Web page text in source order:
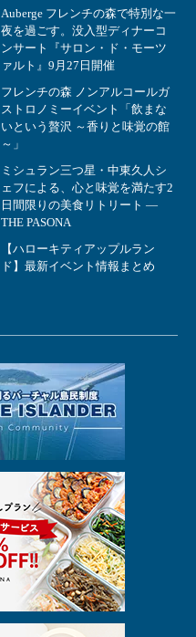
Auberge フレンチの森で特別な一
夜を過ごす。没入型ディナーコ
ンサート『サロン・ド・モーツ
ァルト』9月27日開催
フレンチの森 ノンアルコールガ
ストロノミーイベント「飲まな
いという贅沢 ～香りと味覚の館
～」
ミシュラン三つ星・中東久人シ
ェフによる、心と味覚を満たす2
日間限りの美食リトリート ―
THE PASONA
【ハローキティアップルラン
ド】最新イベント情報まとめ